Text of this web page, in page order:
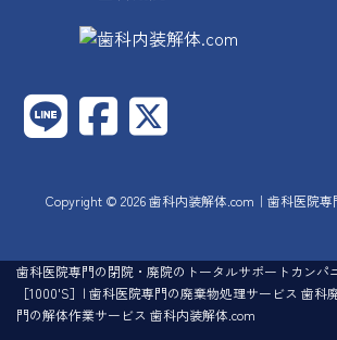
Copyright © 2026歯科内装解体.com｜歯科医院
歯科医院専門の閉院・廃院のトータルサポートカンパ
［1000'S］| 歯科医院専門の廃棄物処理サービス 歯科
門の解体作業サービス 歯科内装解体.com